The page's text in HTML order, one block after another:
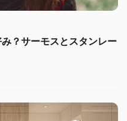
？サーモスとスタンレー